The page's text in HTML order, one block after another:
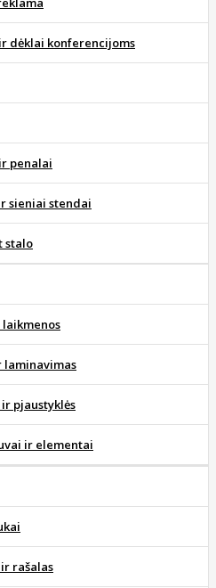
dėklai konferencijoms
penalai
sieniai stendai
stalo
laikmenos
laminavimas
pjaustyklės
ir elementai
rašalas